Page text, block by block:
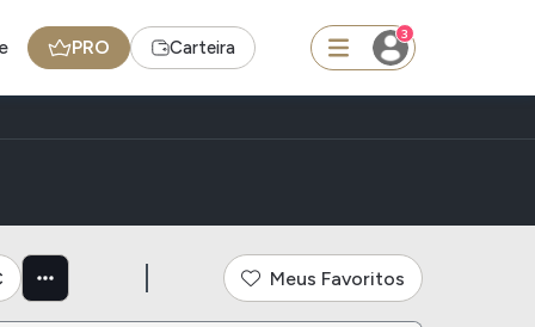
PRO Carteira
3
Meus Favoritos